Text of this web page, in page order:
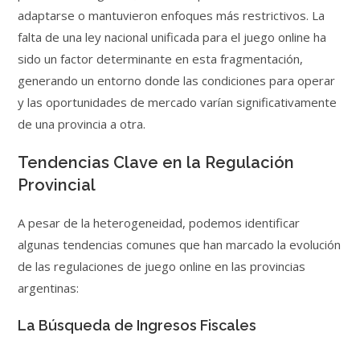
adaptarse o mantuvieron enfoques más restrictivos. La
falta de una ley nacional unificada para el juego online ha
sido un factor determinante en esta fragmentación,
generando un entorno donde las condiciones para operar
y las oportunidades de mercado varían significativamente
de una provincia a otra.
Tendencias Clave en la Regulación
Provincial
A pesar de la heterogeneidad, podemos identificar
algunas tendencias comunes que han marcado la evolución
de las regulaciones de juego online en las provincias
argentinas:
La Búsqueda de Ingresos Fiscales